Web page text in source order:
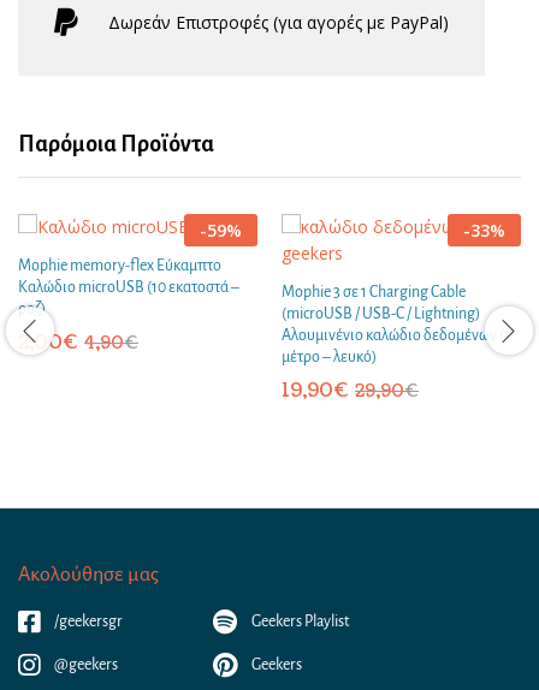
Δωρεάν Eπιστροφές (για αγορές με PayPal)
Παρόμοια Προϊόντα
-59%
Mophie memory-flex Εύκαμπτο
Καλώδιο microUSB (10 εκατοστά –
ροζ)
2,00€ 4,90€
-33%
Mophie 3 σε 1 Charging Cable
(microUSB / USB-C / Lightning)
Αλουμινένιο καλώδιο δεδομένων (1
μέτρο – λευκό)
19,90€ 29,90€
Ακολούθησε μας
/geekersgr
@geekers
Geekers Playlist
Geekers